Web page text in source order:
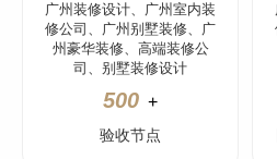
500 +
验收节点